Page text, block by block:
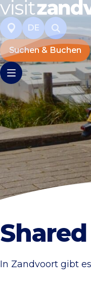
DE
Suchen & Buchen
In Zandvoort gibt